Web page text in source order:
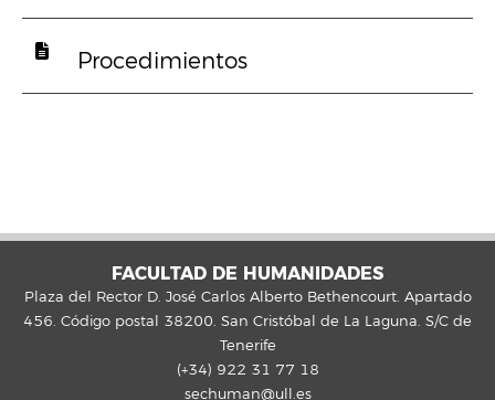
Procedimientos
FACULTAD DE HUMANIDADES
Plaza del Rector D. José Carlos Alberto Bethencourt. Apartado
456. Código postal 38200. San Cristóbal de La Laguna. S/C de
Tenerife
(+34) 922 31 77 18
sechuman@ull.es